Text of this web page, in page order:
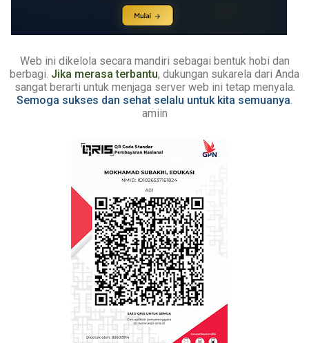
Web ini dikelola secara mandiri sebagai bentuk hobi dan
berbagi. Jika merasa terbantu, dukungan sukarela dari Anda
sangat berarti untuk menjaga server web ini tetap menyala.
Semoga sukses dan sehat selalu untuk kita semuanya.
amiin